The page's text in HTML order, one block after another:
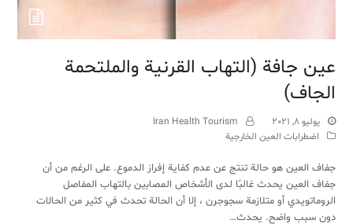
عين جافة (التهاب القرنية والملتحمة
الجاف)
يوليو 8, 2021
Iran Health Tourism
اضطرابات العين الخارجية
جفاف العين هو حالة تنتج عن عدم كفاية إفراز الدموع. على الرغم من أن
جفاف العين يحدث غالبًا لدى الأشخاص المصابين بالتهاب المفاصل
الروماتويدي أو متلازمة سجوجرن ، إلا أن الحالة تحدث في كثير من الحالات
دون سبب واضح. يحدث…